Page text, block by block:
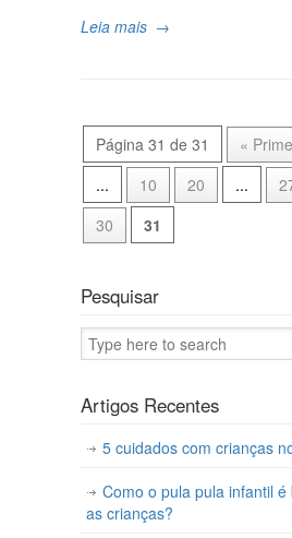
Leia mais →
Página 31 de 31 «
...
10 20 ...
30
31
Pesquisar
Artigos Recentes
5 cuidados com crianças
Como o pula pula infantil é
as crianças?